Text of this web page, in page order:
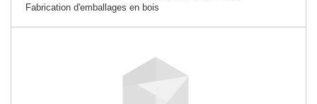
Fabrication d'emballages en bois